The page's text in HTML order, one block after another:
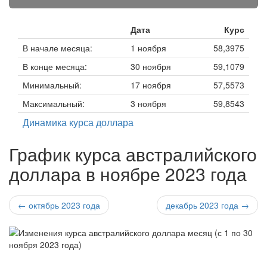
Дата
Курс
В начале месяца:
1 ноября
58,3975
В конце месяца:
30 ноября
59,1079
Минимальный:
17 ноября
57,5573
Максимальный:
3 ноября 59,8543
Динамика курса доллара
График курса австралийского
доллара в ноябре 2023 года
← октябрь 2023 года декабрь 2023 года →